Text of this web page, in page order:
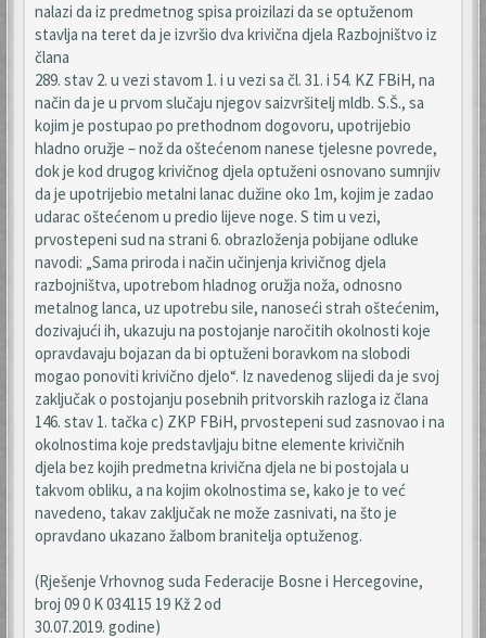
nalazi da iz predmetnog spisa proizilazi da se optuženom
stavlja na teret da je izvršio dva krivična djela Razbojništvo iz
člana
289. stav 2. u vezi stavom 1. i u vezi sa čl. 31. i 54. KZ FBiH, na
način da je u prvom slučaju njegov saizvršitelj mldb. S.Š., sa
kojim je postupao po prethodnom dogovoru, upotrijebio
hladno oružje – nož da oštećenom nanese tjelesne povrede,
dok je kod drugog krivičnog djela optuženi osnovano sumnjiv
da je upotrijebio metalni lanac dužine oko 1m, kojim je zadao
udarac oštećenom u predio lijeve noge. S tim u vezi,
prvostepeni sud na strani 6. obrazloženja pobijane odluke
navodi: „Sama priroda i način učinjenja krivičnog djela
razbojništva, upotrebom hladnog oružja noža, odnosno
metalnog lanca, uz upotrebu sile, nanoseći strah oštećenim,
dozivajući ih, ukazuju na postojanje naročitih okolnosti koje
opravdavaju bojazan da bi optuženi boravkom na slobodi
mogao ponoviti krivično djelo“. Iz navedenog slijedi da je svoj
zaključak o postojanju posebnih pritvorskih razloga iz člana
146. stav 1. tačka c) ZKP FBiH, prvostepeni sud zasnovao i na
okolnostima koje predstavljaju bitne elemente krivičnih
djela bez kojih predmetna krivična djela ne bi postojala u
takvom obliku, a na kojim okolnostima se, kako je to već
navedeno, takav zaključak ne može zasnivati, na što je
opravdano ukazano žalbom branitelja optuženog.
(Rješenje Vrhovnog suda Federacije Bosne i Hercegovine,
broj 09 0 K 034115 19 Kž 2 od
30.07.2019. godine)